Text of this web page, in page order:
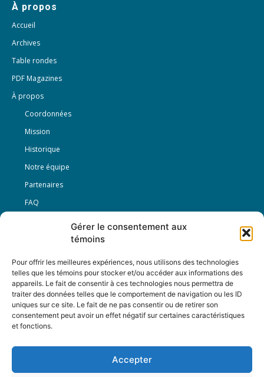
Gérer le consentement aux
témoins
Pour offrir les meilleures expériences, nous utilisons des technologies
telles que les témoins pour stocker et/ou accéder aux informations des
appareils. Le fait de consentir à ces technologies nous permettra de
traiter des données telles que le comportement de navigation ou les ID
uniques sur ce site. Le fait de ne pas consentir ou de retirer son
consentement peut avoir un effet négatif sur certaines caractéristiques
et fonctions.
Accepter
À propos
Accueil
Archives
Table rondes
PDF Magazines
À propos
Coordonnées
Mission
Historique
Notre équipe
Partenaires
FAQ
Conditions générales
Nous Suivre
Contactez-nous :
12-3894 rue Sainte-Catherine Est,